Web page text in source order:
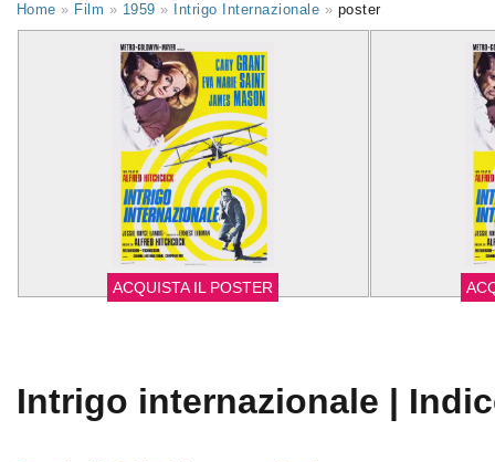
Home » Film » 1959 » Intrigo Internazionale » poster
ACQUISTA IL POSTER
Intrigo internazionale |